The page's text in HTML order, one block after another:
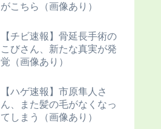
がこちら（画像あり）
【チビ速報】骨延長手術の
こびさん、新たな真実が発
覚（画像あり）
【ハゲ速報】市原隼人さ
ん、また髪の毛がなくなっ
てしまう（画像あり）